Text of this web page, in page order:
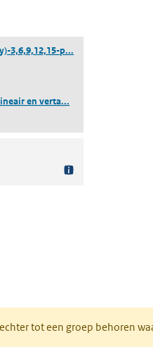
en vertakt 4-nonylfenol)
3,6,9,12,15-p...
en verta...
tot een groep behoren